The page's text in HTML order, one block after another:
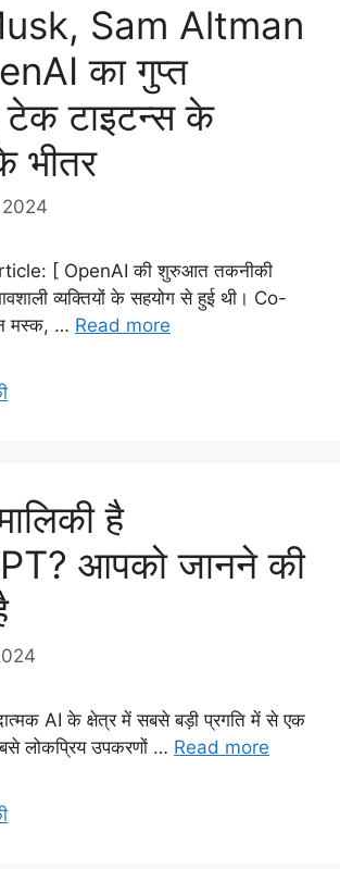
Sam Altman
का गुप्त
टेक टाइटन्स के
भीतर
[ OpenAI की शुरुआत तकनीकी
व्यक्तियों के सहयोग से हुई थी। Co-
मस्क, … Read more
है
आपको जानने की
AI के क्षेत्र में सबसे बड़ी प्रगति में से एक
लोकप्रिय उपकरणों … Read more